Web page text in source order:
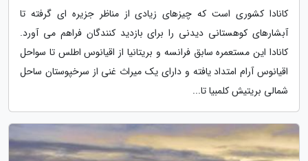
کانادا کشوری است که چیزهای زیادی از مناظر جزیره ای گرفته تا
آبشارهای کوهستانی دیدنی را برای بازدید کنندگان فراهم می آورد.
کانادا این مستعمره سابق فرانسه و بریتانیا از اقیانوس اطلس تا سواحل
اقیانوس آرام امتداد یافته و دارای یک میراث غنی از سرخپوستان ساحل
شمالی بریتیش کلمبیا تا...